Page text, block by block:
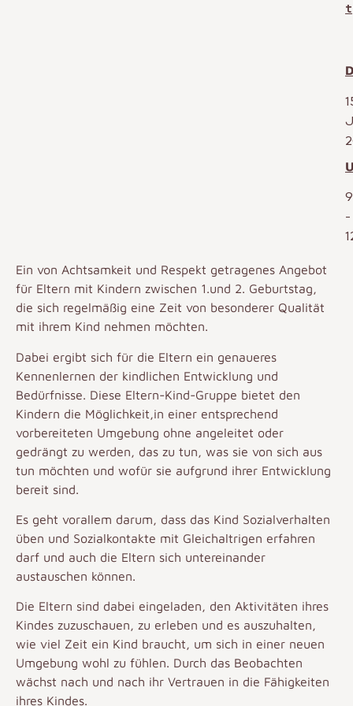
t
-
Ein von Achtsamkeit und Respekt getragenes Angebot
für Eltern mit Kindern zwischen 1.und 2. Geburtstag,
die sich regelmäßig eine Zeit von besonderer Qualität
mit ihrem Kind nehmen möchten.
Dabei ergibt sich für die Eltern ein genaueres
Kennenlernen der kindlichen Entwicklung und
Bedürfnisse. Diese Eltern-Kind-Gruppe bietet den
Kindern die Möglichkeit,in einer entsprechend
vorbereiteten Umgebung ohne angeleitet oder
gedrängt zu werden, das zu tun, was sie von sich aus
tun möchten und wofür sie aufgrund ihrer Entwicklung
bereit sind.
Es geht vorallem darum, dass das Kind Sozialverhalten
üben und Sozialkontakte mit Gleichaltrigen erfahren
darf und auch die Eltern sich untereinander
austauschen können.
Die Eltern sind dabei eingeladen, den Aktivitäten ihres
Kindes zuzuschauen, zu erleben und es auszuhalten,
wie viel Zeit ein Kind braucht, um sich in einer neuen
Umgebung wohl zu fühlen. Durch das Beobachten
wächst nach und nach ihr Vertrauen in die Fähigkeiten
ihres Kindes.